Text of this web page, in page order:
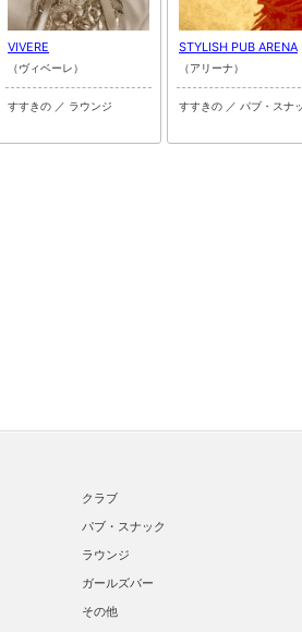
VIVERE
（ヴィベーレ）
すすきの ／ ラウンジ
STYLISH PUB ARENA
（アリーナ）
すすきの ／ パブ・スナ
クラブ
パブ・スナック
ラウンジ
ガールズバー
その他